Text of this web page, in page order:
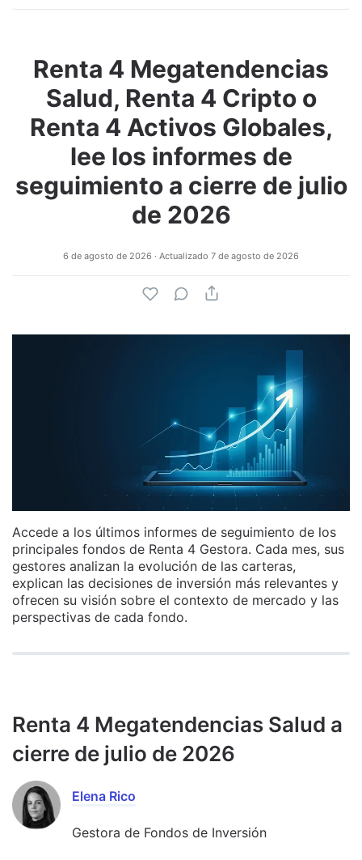
Renta 4 Megatendencias
Salud, Renta 4 Cripto o
Renta 4 Activos Globales,
lee los informes de
seguimiento a cierre de julio
de 2026
6 de agosto de 2026 · Actualizado 7 de agosto de 2026
Accede a los últimos informes de seguimiento de los
principales fondos de Renta 4 Gestora. Cada mes, sus
gestores analizan la evolución de las carteras,
explican las decisiones de inversión más relevantes y
ofrecen su visión sobre el contexto de mercado y las
perspectivas de cada fondo.
Renta 4 Megatendencias Salud a
cierre de julio de 2026
Elena Rico
Gestora de Fondos de Inversión